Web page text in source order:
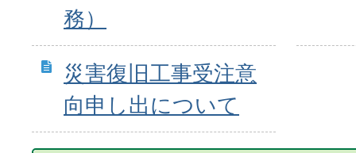
務）
災害復旧工事受注意
向申し出について